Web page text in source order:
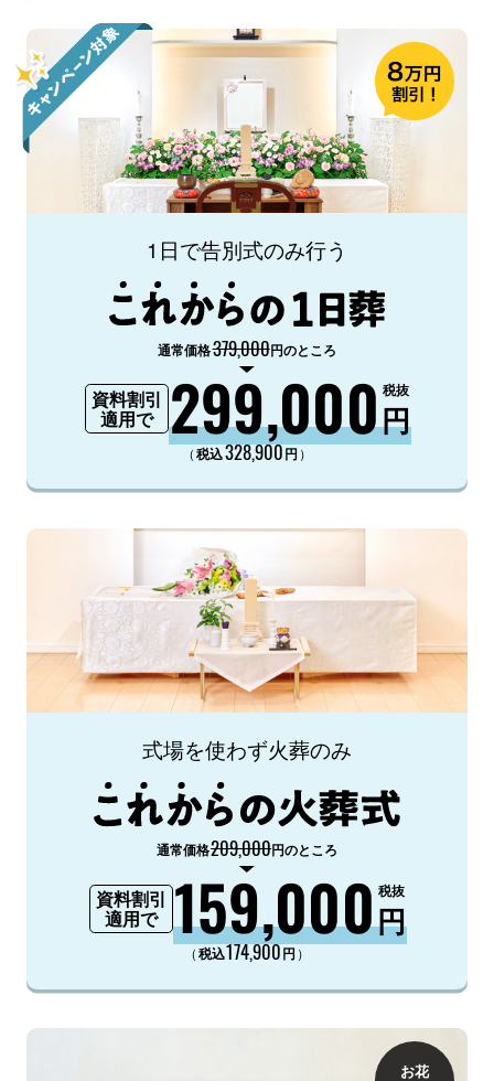
1日で告別式のみ行う
通常価格379,000円のところ
資料割引
適用で
299,000円
税抜
（税込328,900円 ）
式場を使わず火葬のみ
通常価格209,000円のところ
資料割引
適用で
159,000円
税抜
（税込174,900円 ）
お花